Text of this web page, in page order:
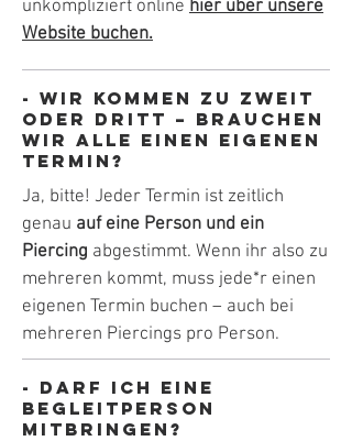
unkompliziert online hier über unsere
Website buchen.
- Wir kommen zu zweit
oder dritt – brauchen
wir alle einen eigenen
Termin?
Ja, bitte! Jeder Termin ist zeitlich
genau auf eine Person und ein
Piercing abgestimmt. Wenn ihr also zu
mehreren kommt, muss jede*r einen
eigenen Termin buchen – auch bei
mehreren Piercings pro Person.
- Darf ich eine
Begleitperson
mitbringen?